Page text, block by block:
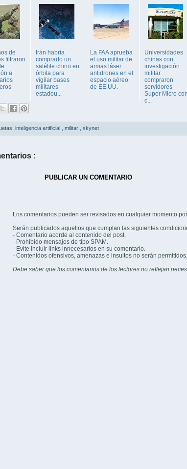
de
filtraron
a
Irán habría
comprado un
satélite chino en
órbita para
vigilar bases
militares
estadou...
La FAA aprueba
el uso militar de
armas láser
antidrones en el
espacio aéreo
de EE.UU.
Universidades
chinas con
investigación
militar
compraron
servidores
Super Micro con
c...
inteligencia artificial militar skynet
:
PUBLICAR UN COMENTARIO
Los comentarios pueden ser revisados en cualquier momento
Serán publicados aquellos que cumplan las siguientes
- Comentario acorde al contenido del post.
- Prohibido mensajes de tipo SPAM.
- Evite incluir links innecesarios en su comentario.
- Contenidos ofensivos, amenazas e insultos no serán permitidos.
Debe saber que los comentarios de los lectores no reflejan